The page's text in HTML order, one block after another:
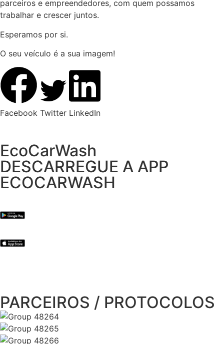
parceiros e empreendedores, com quem possamos
trabalhar e crescer juntos.
Esperamos por si.
O seu veículo é a sua imagem!
Facebook Twitter LinkedIn
EcoCarWash
DESCARREGUE A APP
ECOCARWASH
PARCEIROS / PROTOCOLOS